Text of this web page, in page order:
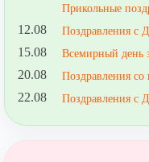
Прикольные
12.08 Поздравления с
15.08 Всемирный день
20.08 Поздравления
22.08 Поздравления с